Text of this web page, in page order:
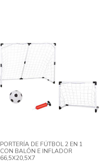
PORTERÍA DE FÚTBOL 2 EN 1
CON BALÓN E INFLADOR
66,5X20,5X7